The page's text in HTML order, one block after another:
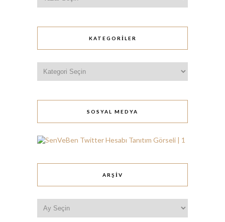
KATEGORILER
SOSYAL MEDYA
ARŞIV